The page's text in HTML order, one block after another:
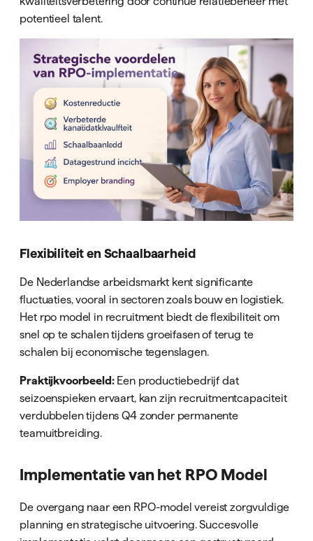
potentieel talent.
Flexibiliteit en Schaalbaarheid
De Nederlandse arbeidsmarkt kent significante
fluctuaties, vooral in sectoren zoals bouw en logistiek.
Het rpo model in recruitment biedt de flexibiliteit om
snel op te schalen tijdens groeifasen of terug te
schalen bij economische tegenslagen.
Praktijkvoorbeeld:Een productiebedrijf dat
seizoenspieken ervaart, kan zijn recruitmentcapaciteit
verdubbelen tijdens Q4 zonder permanente
teamuitbreiding.
Implementatie van het RPO Model
De overgang naar een RPO-model vereist zorgvuldige
planning en strategische uitvoering. Succesvolle